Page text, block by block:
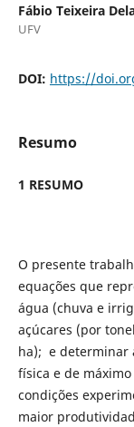
Fábio Teixeira
UFV
DOI: https://
Resumo
1 RESUMO
O presente
equações que
água (chuva e
açúcares (por
ha); e determinar
física e de
condições
maior